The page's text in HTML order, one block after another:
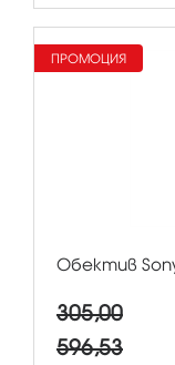
Обектив Sony
305,00
596,53
ПРОМОЦИЯ